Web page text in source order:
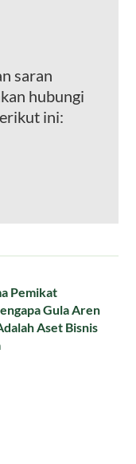
saran
hubungi
ini:
Pemikat
Gula Aren
Aset Bisnis